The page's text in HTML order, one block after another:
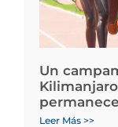
Un
Leer Más >>